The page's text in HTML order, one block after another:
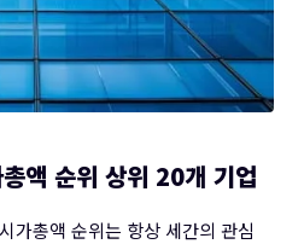
액 순위 상위 20개 기업
가총액 순위는 항상 세간의 관심